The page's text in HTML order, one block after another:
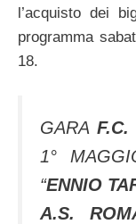
l’acquisto dei
programma
18.
GARA
1°
“ENNIO
A.S.